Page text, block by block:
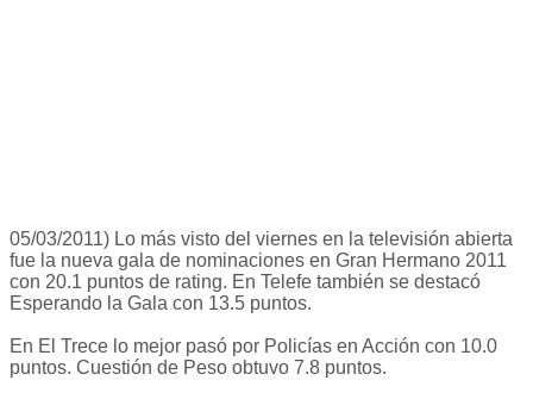
05/03/2011) Lo más visto del viernes en la televisión abierta
fue la nueva gala de nominaciones en Gran Hermano 2011
con 20.1 puntos de rating. En Telefe también se destacó
Esperando la Gala con 13.5 puntos.
En El Trece lo mejor pasó por Policías en Acción con 10.0
puntos. Cuestión de Peso obtuvo 7.8 puntos.